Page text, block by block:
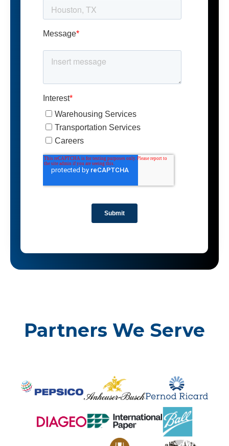
Partners We Serve